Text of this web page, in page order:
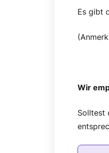
Es gibt
Wir
Solltest